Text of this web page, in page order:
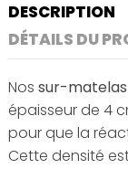
DESCRIPTION
DÉTAILS DU
Nos sur-matelas
épaisseur de 4
pour que la
Cette densité